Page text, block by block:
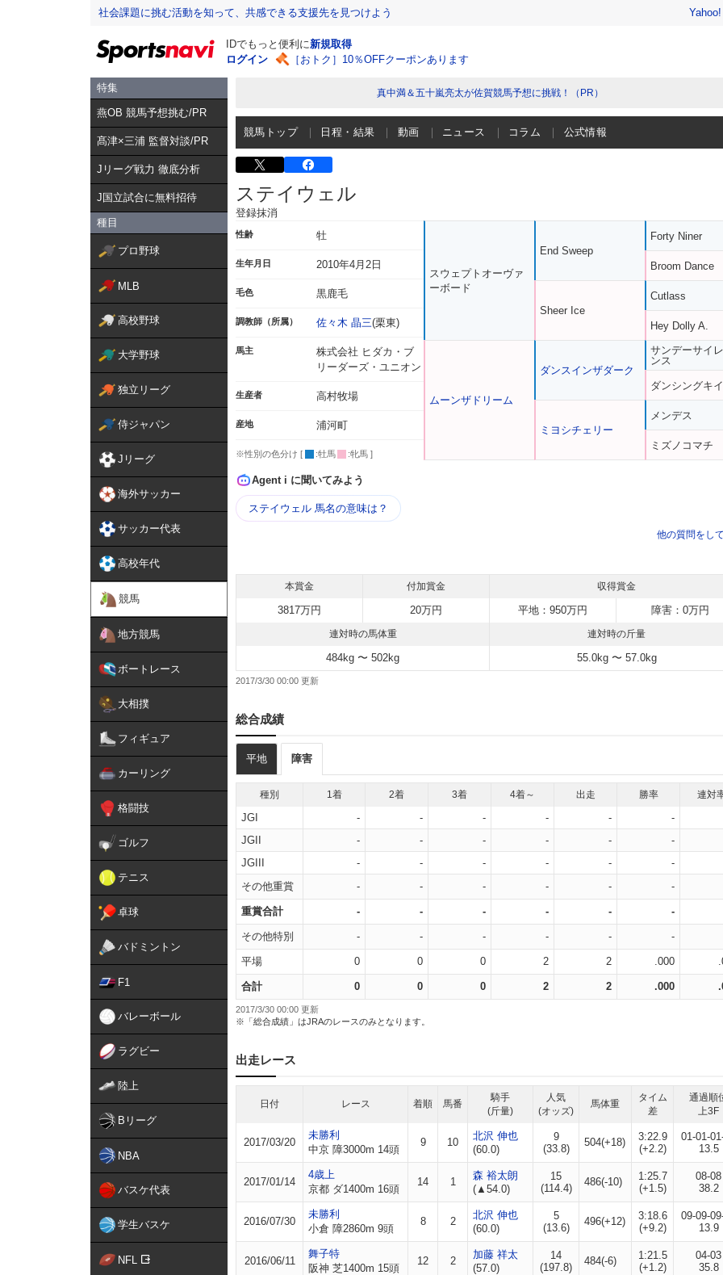
社会課題に挑む活動を知って、共感できる支援先を見つけよう
IDでもっと便利に新規取得
ログイン
［おトク］10％OFFクーポンあります
特集
燕OB 競馬予想挑む/PR
髙津×三浦 監督対談/PR
Jリーグ戦力 徹底分析
J国立試合に無料招待
種目
プロ野球
MLB
高校野球
大学野球
独立リーグ
侍ジャパン
Jリーグ
海外サッカー
サッカー代表
高校年代
競馬
地方競馬
ボートレース
大相撲
フィギュア
カーリング
格闘技
ゴルフ
テニス
卓球
バドミントン
F1
バレーボール
ラグビー
陸上
Bリーグ
NBA
バスケ代表
学生バスケ
NFL
真中満＆五十嵐亮太が佐賀競馬予想に挑戦！（PR）
競馬トップ 日程・結果 動画 ニュース コラム 公式情報
ステイウェル
登録抹消
性齢 牡
生年月日 2010年4月2日
毛色 黒鹿毛
調教師（所属） 佐々木 晶三(栗東)
馬主
株式会社 ヒダカ・ブ
リーダーズ・ユニオン
生産者 高村牧場
産地 浦河町
※性別の色分け [ :牡馬 :牝馬 ]
スウェプトオーヴァ
ーボード
ムーンザドリーム
End Sweep
Sheer Ice
ダンスインザダーク
ミヨシチェリー
Forty Niner
Broom Dance
Cutlass
Hey Dolly A.
サンデーサイレ
ンス
ダンシングキイ
メンデス
ミズノコマチ
Agent i に聞いてみよう
ステイウェル 馬名の意味は？
他の質問をし
本賞金 付加賞金 収得賞金
3817万円 20万円 平地：950万円 障害：0万円
連対時の馬体重 連対時の斤量
484kg 〜 502kg 55.0kg 〜 57.0kg
2017/3/30 00:00
総合成績
平地 障害
種別 1着 2着 3着 4着～ 出走 勝率 連対
JGI - - - - -
-
JGII
- - - - -
-
JGIII
- - - - -
-
その他重賞
- - - - - -
重賞合計 - - - - - -
その他特別 - - - - - -
平場 0 0 0 2 2 .000
合計 0 0 0 2 2 .000
2017/3/30 00:00 更新
※「総合成績」はJRAのレースのみとなります。
出走レース
日付 レース 着順 馬番
騎手
(斤量)
人気
(オッズ)
馬体重
タイム
差
通過順
上3F
2017/03/20
未勝利
中京 障3000m 14頭
9 10
北沢 伸也
(60.0)
9
(33.8)
504(+18)
3:22.9
(+2.2)
01-01-
13.5
2017/01/14
4歳上
京都 ダ1400m 16頭
14 1
森 裕太朗
(▲54.0)
15
(114.4)
486(-10)
1:25.7
(+1.5)
08-08
38.2
2016/07/30
未勝利
小倉 障2860m 9頭
8 2
北沢 伸也
(60.0)
5
(13.6)
496(+12)
3:18.6
(+9.2)
09-09-
13.9
2016/06/11
舞子特
阪神 芝1400m 15頭
12 2
加藤 祥太
(57.0)
14
(197.8)
484(-6)
1:21.5
(+1.2)
04-03
35.8